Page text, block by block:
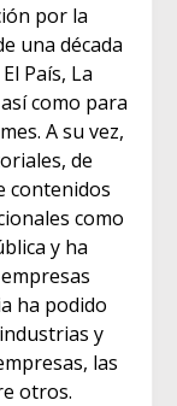
por la
una década
País, La
como para
A su vez,
de
contenidos
como
y ha
ha podido
y
las
otros.